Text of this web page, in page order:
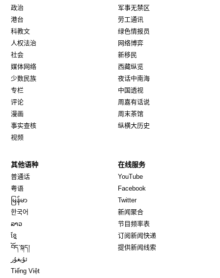
政治
港台
科教文
人权法治
社会
媒体网络
少数民族
专栏
评论
漫画
事实查核
视频
军事无禁区
劳工通讯
绿色情报员
网络博弈
新移民
西藏纵览
夜话中南海
中国透视
周嘉有话说
周末茶馆
纵横大历史
其他语种
普通话
粤语
မြန်မာ
한국어
ລາວ
ខ្មែ
བོད་སྐད།
ئۇيغۇر
Tiếng Việt
在线服务
YouTube
Facebook
TwitterOpens in new window
新闻聚合
节目频率表
订阅新闻快递
提供新闻线索